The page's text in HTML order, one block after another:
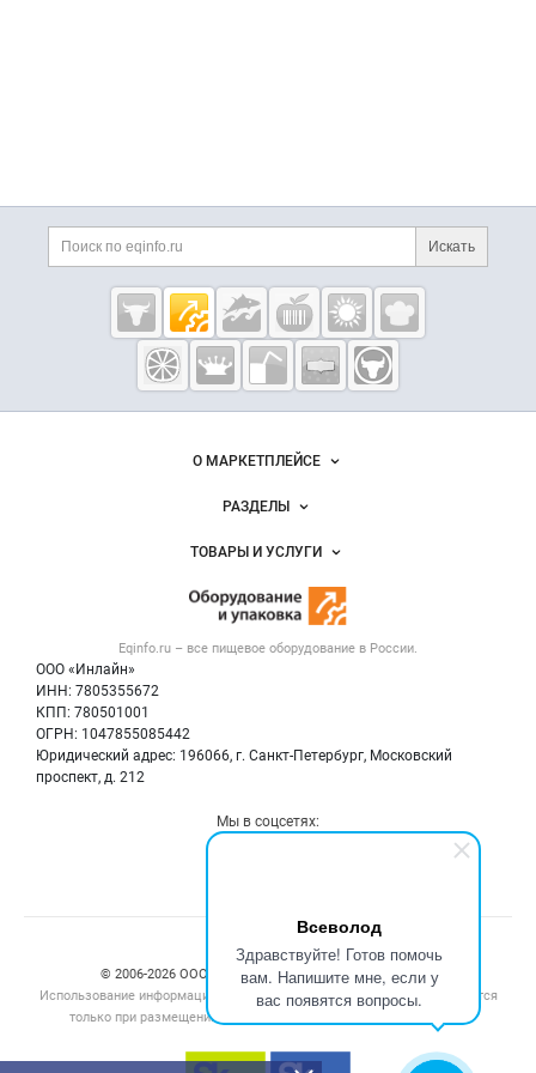
Всеволод
Здравствуйте! Готов помочь
вам. Напишите мне, если у
вас появятся вопросы.
Искать
Eqinfo.ru —
пищевое
оборудование
и упаковка
Eqinfo.ru – все пищевое оборудование в России.
ООО «Инлайн»
ИНН: 7805355672
КПП: 780501001
ОГРН: 1047855085442
Юридический адрес: 196066, г. Санкт-Петербург, Московский
проспект, д. 212
О МАРКЕТПЛЕЙСЕ
Новости Eqinfo.ru
Размещение рекламы
Публичная оферта
Контактная информация
Политика обработки персональных данных
РАЗДЕЛЫ
Объявления
Вакансии
ТОВАРЫ И УСЛУГИ
Оборудование для пищепрома
Тара и упаковка
Б/у оборудование
Мы в соцсетях:
© 2006‑2026 ООО “Инлайн”. 12+ Все права защищены.
Использование информации, размещенной на данном сайте, допускается
только при размещении активной гиперссылки на сайт